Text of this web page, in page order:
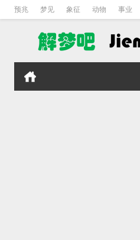
预兆 梦见 象征 动物 事业